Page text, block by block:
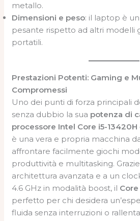
metallo.
Dimensioni e peso: il laptop è
pesante rispetto ad altri modelli
portatili.
Prestazioni Potenti: Gaming e
Compromessi
Uno dei punti di forza principali
senza dubbio la sua potenza di
processore Intel Core i5-13420H
è una vera e propria macchina
affrontare facilmente giochi
produttività e multitasking.
architettura avanzata e a un
4.6 GHz in modalità boost, il
perfetto per chi desidera
fluida senza interruzioni o